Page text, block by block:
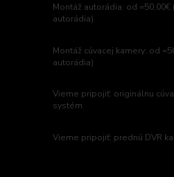
Montáž autorádia: od
autorádia)
Montáž cúvacej kamery: od
autorádia)
Vieme pripojiť: originálnu
systém
Vieme pripojiť: prednú DVR